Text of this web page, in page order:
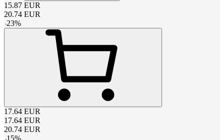
15.87 EUR
20.74 EUR
-23%
17.64 EUR
17.64 EUR
20.74 EUR
-15%